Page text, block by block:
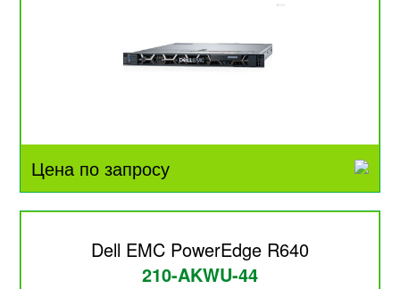
Цена по запросу
Dell EMC PowerEdge R640
210-AKWU-44